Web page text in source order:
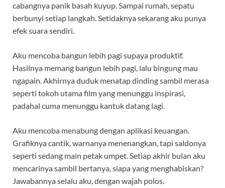
cabangnya panik basah kuyup. Sampai rumah, sepatu
berbunyi setiap langkah. Setidaknya sekarang aku punya
efek suara sendiri.
Aku mencoba bangun lebih pagi supaya produktif.
Hasilnya memang bangun lebih pagi, lalu bingung mau
ngapain. Akhirnya duduk menatap dinding sambil merasa
seperti tokoh utama film yang menunggu inspirasi,
padahal cuma menunggu kantuk datang lagi.
Aku mencoba menabung dengan aplikasi keuangan.
Grafiknya cantik, warnanya menenangkan, tapi saldonya
seperti sedang main petak umpet. Setiap akhir bulan aku
mencarinya sambil bertanya, siapa yang menghabiskan?
Jawabannya selalu aku, dengan wajah polos.